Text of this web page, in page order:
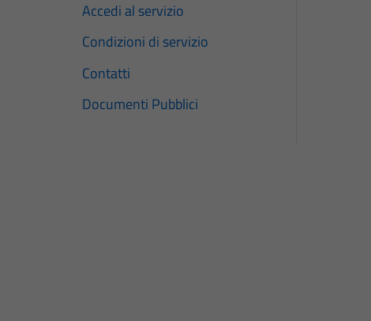
Accedi al servizio
Condizioni di servizio
Contatti
Documenti Pubblici